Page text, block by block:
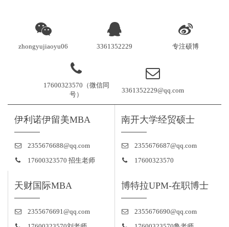
zhongyujiaoyu06 3361352229 专注硕博
17600323570（微信同
号）
3361352229@qq.com
伊利诺伊留美MBA
2355676688@qq.com
17600323570 招生老师
南开大学经贸硕士
2355676687@qq.com
17600323570
天财国际MBA
2355676691@qq.com
博特拉UPM-在职博士
2355676690@qq.com